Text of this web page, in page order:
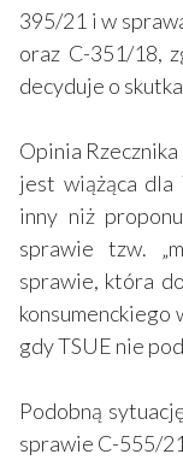
395/21 i w
oraz C-351/18,
decyduje o
Opinia
jest wiążąca dla
inny niż
sprawie tzw.
sprawie, która
konsumenckiego
gdy TSUE nie
Podobną
sprawie C-555/